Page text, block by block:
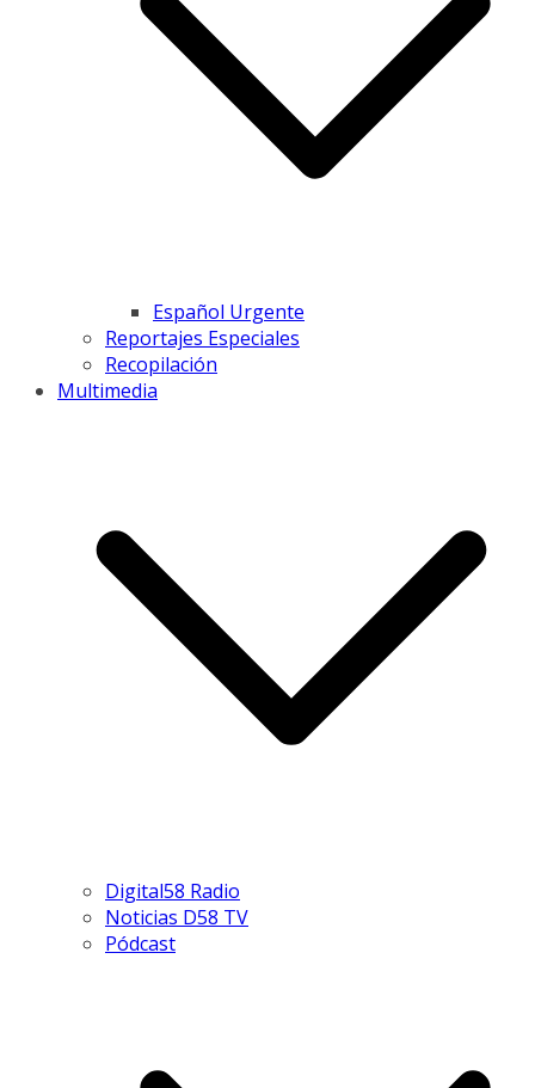
Español Urgente
Reportajes Especiales
Recopilación
Multimedia
Digital58 Radio
Noticias D58 TV
Pódcast